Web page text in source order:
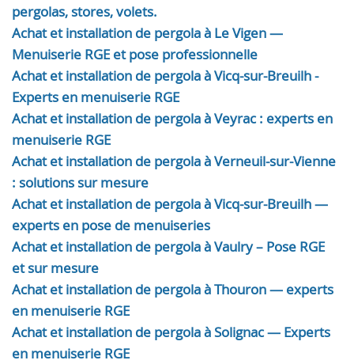
pergolas, stores, volets.
Achat et installation de pergola à Le Vigen —
Menuiserie RGE et pose professionnelle
Achat et installation de pergola à Vicq-sur-Breuilh -
Experts en menuiserie RGE
Achat et installation de pergola à Veyrac : experts en
menuiserie RGE
Achat et installation de pergola à Verneuil-sur-Vienne
: solutions sur mesure
Achat et installation de pergola à Vicq-sur-Breuilh —
experts en pose de menuiseries
Achat et installation de pergola à Vaulry – Pose RGE
et sur mesure
Achat et installation de pergola à Thouron — experts
en menuiserie RGE
Achat et installation de pergola à Solignac — Experts
en menuiserie RGE